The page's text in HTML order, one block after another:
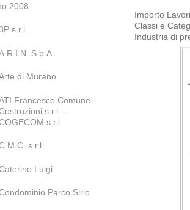
Importo
Classi e
Industria di
2008
s.r.l.
S.p.A.
di Murano
Francesco Comune
s.r.l. -
s.r.l
s.r.l.
Luigi
Parco Sirio